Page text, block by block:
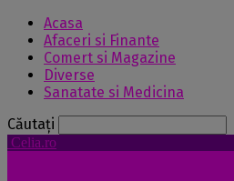
Acasa
Afaceri si Finante
Comert si Magazine
Diverse
Sanatate si Medicina
Căutați
Celia.ro